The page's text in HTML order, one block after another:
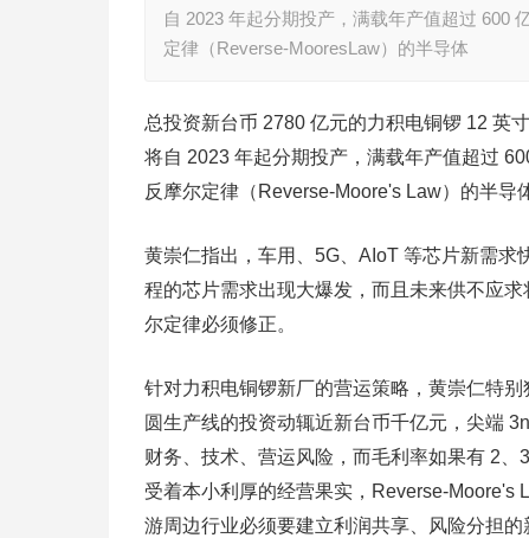
自 2023 年起分期投产，满载年产值超过 600
定律（Reverse-MooresLaw）的半导体
总投资新台币 2780 亿元的力积电铜锣 12 英
将自 2023 年起分期投产，满载年产值超过
反摩尔定律（Reverse-Moore's Law）的半导
黄崇仁指出，车用、5G、AIoT 等芯片新需求
程的芯片需求出现大爆发，而且未来供不应
尔定律必须修正。
针对力积电铜锣新厂的营运策略，黄崇仁特
圆生产线的投资动辄近新台币千亿元，尖端
财务、技术、营运风险，而毛利率如果有 2
受着本小利厚的经营果实，Reverse-Moore's
游周边行业必须要建立利润共享、风险分担